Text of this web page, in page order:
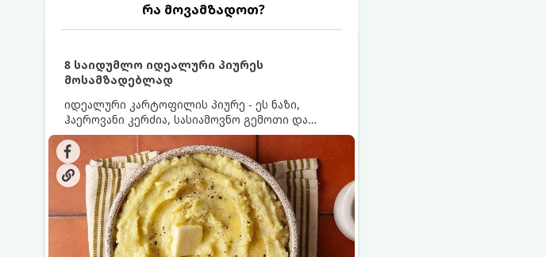
რა მოვამზადოთ?
8 საიდუმლო იდეალური პიურეს
მოსამზადებლად
იდეალური კარტოფილის პიურე - ეს ნაზი,
ჰაეროვანი კერძია, სასიამოვნო გემოთი და
ნაღების-მოყვითალო ფერით. მისი მომზადება
ძალიან მარტივია, მაგრამ არსებობს რამდენიმე
საიდუმლო, რომლებიც უნდა იცოდეთ, რომ
პიურე იდეალურად გემრიელი გამოვიდეს.